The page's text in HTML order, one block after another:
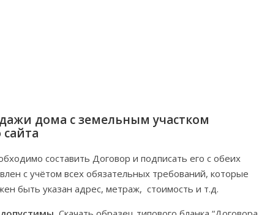
дома с земельным участком
составить Договор и подписать его с обеих
с учётом всех обязательных требований, которые
быть указан адрес, метраж, стоимость и т.д.